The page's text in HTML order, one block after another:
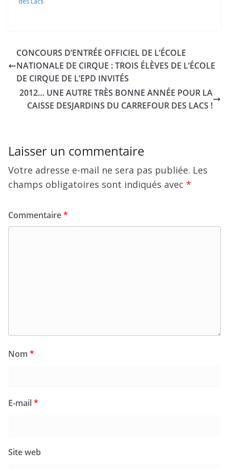
CONCOURS D’ENTRÉE OFFICIEL DE L’ÉCOLE
NATIONALE DE CIRQUE : TROIS ÉLÈVES DE L’ÉCOLE
DE CIRQUE DE L’EPD INVITÉS
2012… UNE AUTRE TRÈS BONNE ANNÉE POUR LA
CAISSE DESJARDINS DU CARREFOUR DES LACS !
Laisser un commentaire
Votre adresse e-mail ne sera pas publiée. Les
champs obligatoires sont indiqués avec *
Commentaire*
Nom *
E-mail*
Site web